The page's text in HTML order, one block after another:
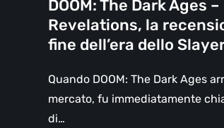
fine
dell’era
dello
Slayer?
DOOM: The Dark Ages –
Revelations, la
fine dell’era dello
Quando DOOM: The Dark Ages
mercato, fu immediatamente
di…